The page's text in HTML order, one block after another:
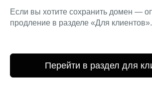
Если вы хотите сохранить домен —
продление в разделе «Для клиентов».
Перейти в раздел для